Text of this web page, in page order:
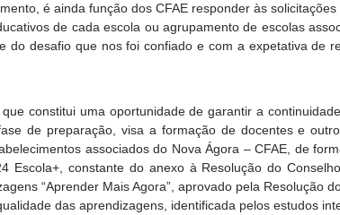
é ainda função dos CFAE responder às
de cada escola ou agrupamento de escolas
do desafio que nos foi confiado e com a expetativa de
constitui uma oportunidade de garantir a
de preparação, visa a formação de docentes e
associados do Nova Ágora – CFAE, de
Escola+, constante do anexo à Resolução do
“Aprender Mais Agora”, aprovado pela Resolução
das aprendizagens, identificada pelos estudos